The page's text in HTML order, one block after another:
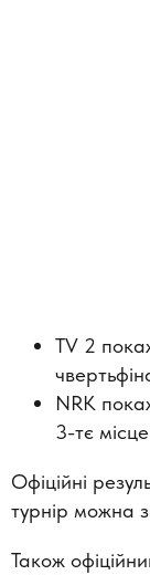
TV 2
NRK
3-тє
Офіційні
турнір можна
Також